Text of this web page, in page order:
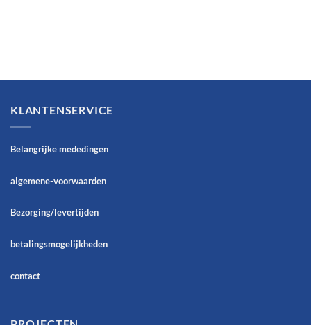
KLANTENSERVICE
Belangrijke mededingen
algemene-voorwaarden
Bezorging/levertijden
betalingsmogelijkheden
contact